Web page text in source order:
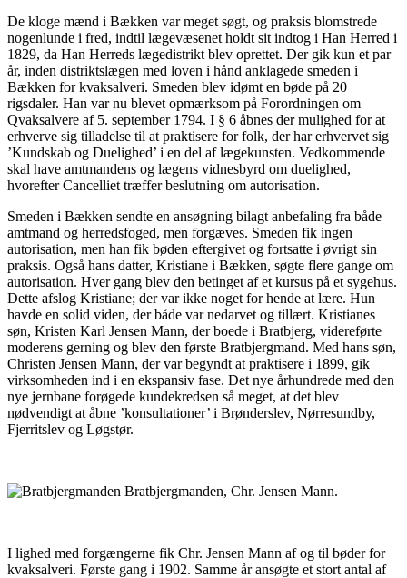
De kloge mænd i Bækken var meget søgt, og praksis blomstrede
nogenlunde i fred, indtil lægevæsenet holdt sit indtog i Han Herred i
1829, da Han Herreds lægedistrikt blev oprettet. Der gik kun et par
år, inden distriktslægen med loven i hånd anklagede smeden i
Bækken for kvaksalveri. Smeden blev idømt en bøde på 20
rigsdaler. Han var nu blevet opmærksom på Forordningen om
Qvaksalvere af 5. september 1794. I § 6 åbnes der mulighed for at
erhverve sig tilladelse til at praktisere for folk, der har erhvervet sig
’Kundskab og Duelighed’ i en del af lægekunsten. Vedkommende
skal have amtmandens og lægens vidnesbyrd om duelighed,
hvorefter Cancelliet træffer beslutning om autorisation.
Smeden i Bækken sendte en ansøgning bilagt anbefaling fra både
amtmand og herredsfoged, men forgæves. Smeden fik ingen
autorisation, men han fik bøden eftergivet og fortsatte i øvrigt sin
praksis. Også hans datter, Kristiane i Bækken, søgte flere gange om
autorisation. Hver gang blev den betinget af et kursus på et sygehus.
Dette afslog Kristiane; der var ikke noget for hende at lære. Hun
havde en solid viden, der både var nedarvet og tillært. Kristianes
søn, Kristen Karl Jensen Mann, der boede i Bratbjerg, videreførte
moderens gerning og blev den første Bratbjergmand. Med hans søn,
Christen Jensen Mann, der var begyndt at praktisere i 1899, gik
virksomheden ind i en ekspansiv fase. Det nye århundrede med den
nye jernbane forøgede kundekredsen så meget, at det blev
nødvendigt at åbne ’konsultationer’ i Brønderslev, Nørresundby,
Fjerritslev og Løgstør.
Bratbjergmanden, Chr. Jensen Mann.
I lighed med forgængerne fik Chr. Jensen Mann af og til bøder for
kvaksalveri. Første gang i 1902. Samme år ansøgte et stort antal af